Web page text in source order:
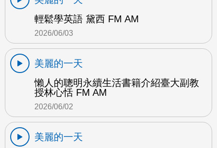
輕鬆學英語 黛西 FM AM
2026/06/03
美麗的一天
懶人的聰明永續生活書籍介紹臺大副教
授林心恬 FM AM
2026/06/02
美麗的一天